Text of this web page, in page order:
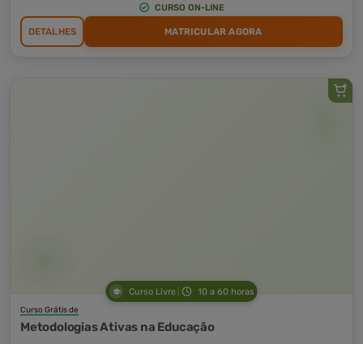
CURSO ON-LINE
DETALHES MATRICULAR AGORA
Curso Livre 10 a 60 horas
Curso Grátis de
Metodologias Ativas na Educação